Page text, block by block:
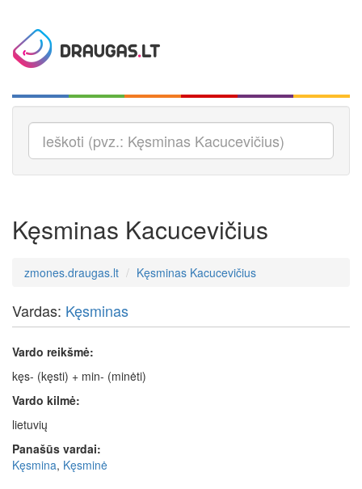
Kęsminas Kacucevičius
zmones.draugas.lt Kęsminas Kacucevičius
Vardas: Kęsminas
Vardo reikšmė:
kęs- (kęsti) + min- (minėti)
Vardo kilmė:
lietuvių
Panašūs vardai:
Kęsmina, Kęsminė